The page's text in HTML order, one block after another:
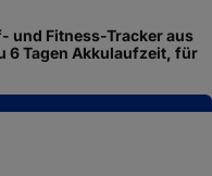
und Fitness-Tracker aus
6 Tagen Akkulaufzeit, für